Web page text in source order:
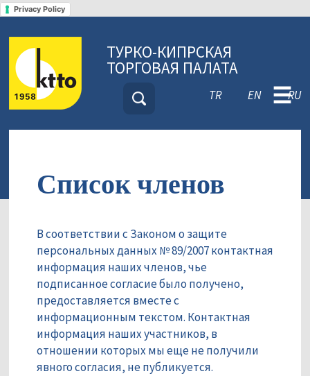
Privacy Policy
ТУРКО-КИПРСКАЯ
ТОРГОВАЯ ПАЛАТА
TR EN RU
☰
Список членов
В соответствии с Законом о защите
персональных данных № 89/2007 контактная
информация наших членов, чье
подписанное согласие было получено,
предоставляется вместе с
информационным текстом. Контактная
информация наших участников, в
отношении которых мы еще не получили
явного согласия, не публикуется.